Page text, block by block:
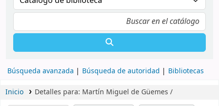
Búsqueda avanzada Búsqueda de autoridad Bibliotecas
Inicio Detalles para: Martín Miguel de Güemes /